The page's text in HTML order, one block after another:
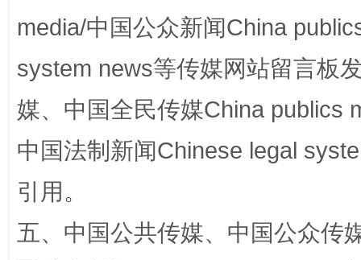
完善运行机制助力责任有效落实 一纸欠
media/中国公众新闻China
system news等传媒网站留言板
媒、中国全民传媒China publics
中国法制新闻Chinese legal
引用。
五、中国公共传媒、中国公众传